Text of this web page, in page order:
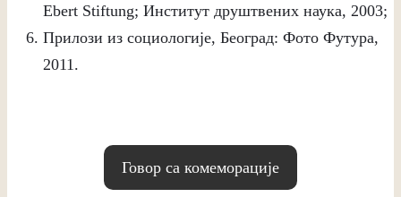
Ebert Stiftung; Институт друштвених наука, 2003;
Прилози из социологије, Београд: Фото Футура,
2011.
Говор са комеморације